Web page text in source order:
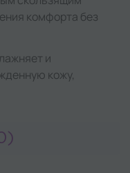
комфорта без
и
кожу,